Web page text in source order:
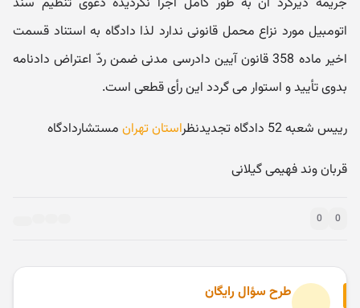
اتومبیل مورد نزاع محمل قانونی ندارد لذا دادگاه به استناد قسمت
اخیر ماده 358 قانون آیین دادرسی مدنی ضمن ردّ اعتراض دادنامه
بدوی تأیید و استوار می گردد این رأی قطعی است.
رییس شعبه 52 دادگاه تجدیدنظر استان تهران مستشاردادگاه
قربان وند فهیمی گیلانی
0
0
طرح سؤال رایگان